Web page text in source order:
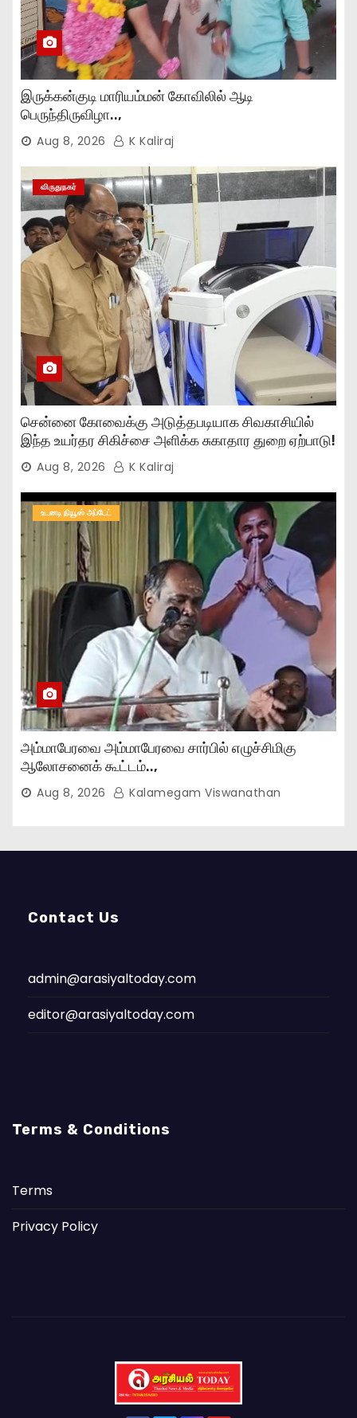
இருக்கன்குடி மாரியம்மன் கோவிலில் ஆடி
பெருந்திருவிழா..,
Aug 8, 2026 K Kaliraj
விருதுநகர்
சென்னை கோவைக்கு அடுத்தபடியாக சிவகாசியில்
இந்த உயர்தர சிகிச்சை அளிக்க சுகாதார துறை ஏற்பாடு!
Aug 8, 2026 K Kaliraj
உடனடி நியூஸ் அப்டேட்
அம்மாபேரவை அம்மாபேரவை சார்பில் எழுச்சிமிகு
ஆலோசனைக் கூட்டம்..,
Aug 8, 2026 Kalamegam Viswanathan
Contact Us
admin@arasiyaltoday.com
editor@arasiyaltoday.com
Terms & Conditions
Terms
Privacy Policy